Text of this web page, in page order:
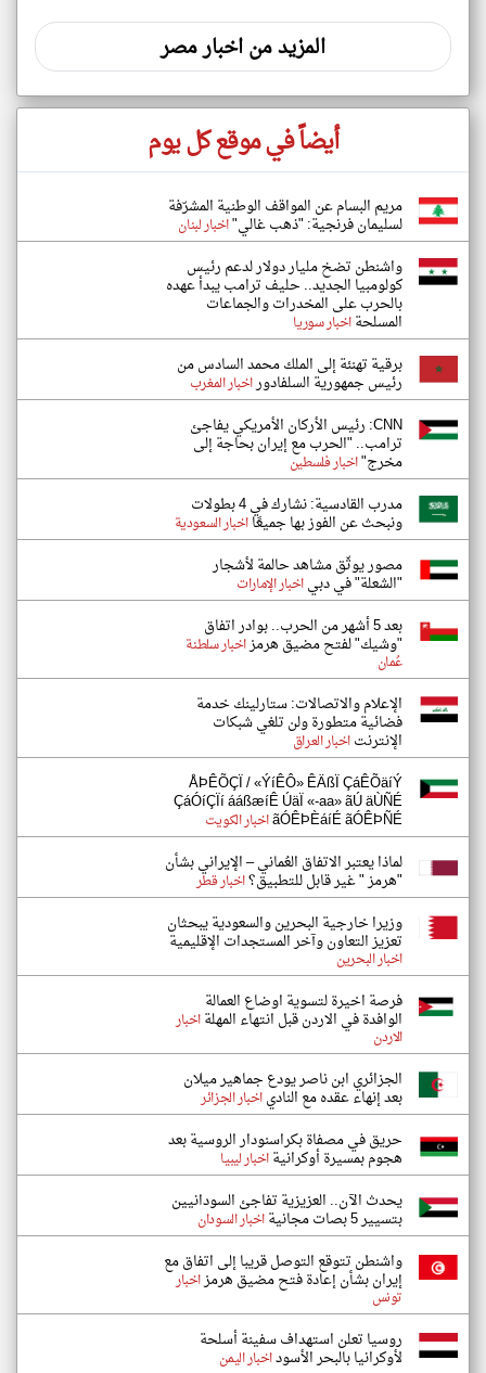
المزيد من اخبار مصر
أيضاً في موقع كل يوم
مريم البسام عن المواقف الوطنية المشرّفة
لسليمان فرنجية: "ذهب غالي"اخبار لبنان
واشنطن تضخ مليار دولار لدعم رئيس
كولومبيا الجديد.. حليف ترامب يبدأ عهده
بالحرب على المخدرات والجماعات
المسلحةاخبار سوريا
برقية تهنئة إلى الملك محمد السادس من
رئيس جمهورية السلفادوراخبار المغرب
CNN: رئيس الأركان الأمريكي يفاجئ
ترامب.. "الحرب مع إيران بحاجة إلى
مخرج"اخبار فلسطين
مدرب القادسية: نشارك في 4 بطولات
ونبحث عن الفوز بها جميعًااخبار السعودية
مصور يوثّق مشاهد حالمة لأشجار
"الشعلة" في دبياخبار الإمارات
بعد 5 أشهر من الحرب.. بوادر اتفاق
"وشيك" لفتح مضيق هرمزاخبار سلطنة
عُمان
الإعلام والاتصالات: ستارلينك خدمة
فضائية متطورة ولن تلغي شبكات
الإنترنتاخبار العراق
ÅÞÊÕÇÏ / «ÝíÊÔ» ÊÄßÏ ÇáÊÕäíÝ
ÇáÓíÇÏí ááßæíÊ ÚäÏ «-aa» ãÚ äÙÑÉ
ãÓÊÞÈáíÉ ãÓÊÞÑÉاخبار الكويت
لماذا يعتبر الاتفاق العُماني – الإيراني بشأن
"هرمز " غير قابل للتطبيق؟اخبار قطر
وزيرا خارجية البحرين والسعودية يبحثان
تعزيز التعاون وآخر المستجدات الإقليمية
اخبار البحرين
فرصة اخيرة لتسوية اوضاع العمالة
الوافدة في الاردن قبل انتهاء المهلةاخبار
الاردن
الجزائري ابن ناصر يودع جماهير ميلان
بعد إنهاء عقده مع النادياخبار الجزائر
حريق في مصفاة بكراسنودار الروسية بعد
هجوم بمسيرة أوكرانيةاخبار ليبيا
يحدث الآن.. العزيزية تفاجئ السودانيين
بتسيير 5 بصات مجانية اخبار السودان
واشنطن تتوقع التوصل قريبا إلى اتفاق مع
إيران بشأن إعادة فتح مضيق هرمزاخبار
تونس
روسيا تعلن استهداف سفينة أسلحة
لأوكرانيا بالبحر الأسوداخبار اليمن